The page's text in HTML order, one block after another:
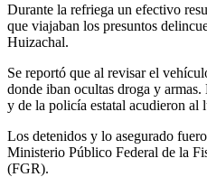
Durante la refriega un efectivo
que viajaban los presuntos
Huizachal.
Se reportó que al revisar el
donde iban ocultas droga y
y de la policía estatal acudieron al
Los detenidos y lo asegurado
Ministerio Público Federal de la
(FGR).